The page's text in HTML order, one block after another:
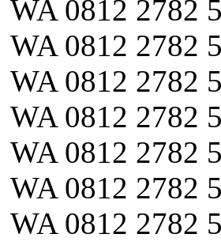
WA 0812 2782
WA 0812 2782
WA 0812 2782
WA 0812 2782
WA 0812 2782
WA 0812 2782
WA 0812 2782